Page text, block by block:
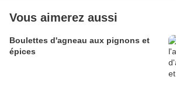
Vous aimerez aussi
Boulettes d'agneau aux pignons et
épices